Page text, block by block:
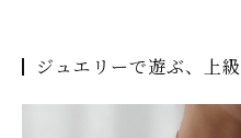
ジュエリーで遊ぶ、上